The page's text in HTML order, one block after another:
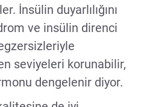
İnsülin duyarlılığını
ve insülin direnci
seviyeleri korunabilir,
dengelenir diyor.